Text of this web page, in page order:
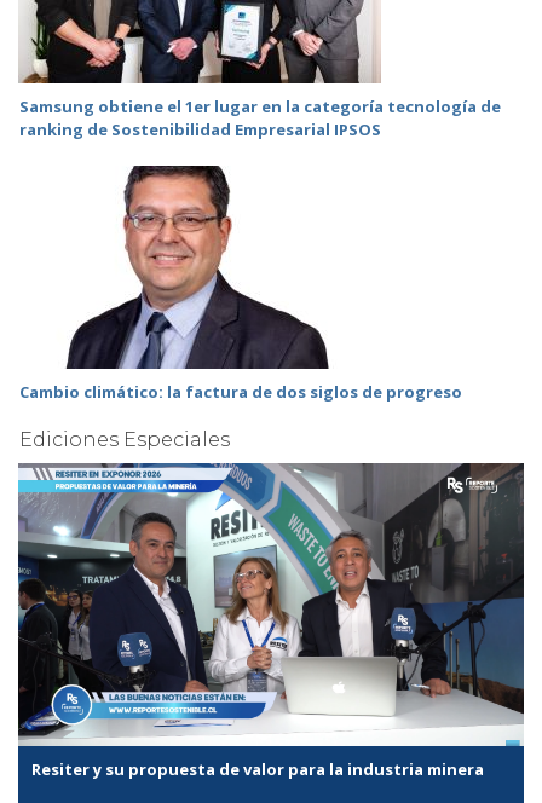
Samsung obtiene el 1er lugar en la categoría tecnología de
ranking de Sostenibilidad Empresarial IPSOS
Cambio climático: la factura de dos siglos de progreso
Ediciones Especiales
Resiter y su propuesta de valor para la industria minera